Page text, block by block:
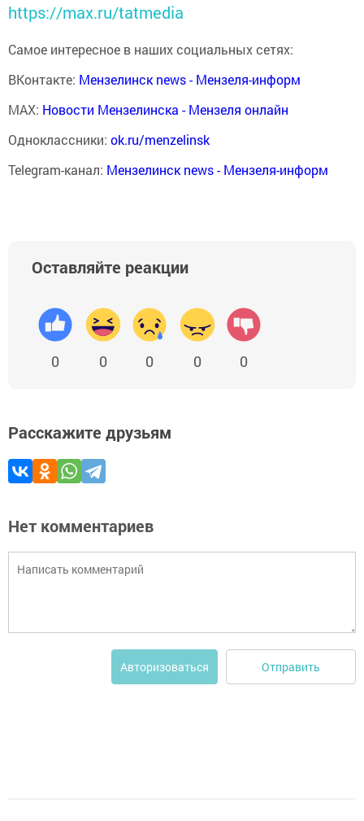
https://max.ru/tatmedia
Самое интересное в наших социальных сетях:
ВКонтакте: Мензелинск news - Мензеля-информ
MAX: Новости Мензелинска - Мензеля онлайн
Одноклассники: ok.ru/menzelinsk
Telegram-канал: Мензелинск news - Мензеля-информ
Оставляйте реакции
0 0 0 0 0
Расскажите друзьям
Нет комментариев
Авторизоваться Отправить